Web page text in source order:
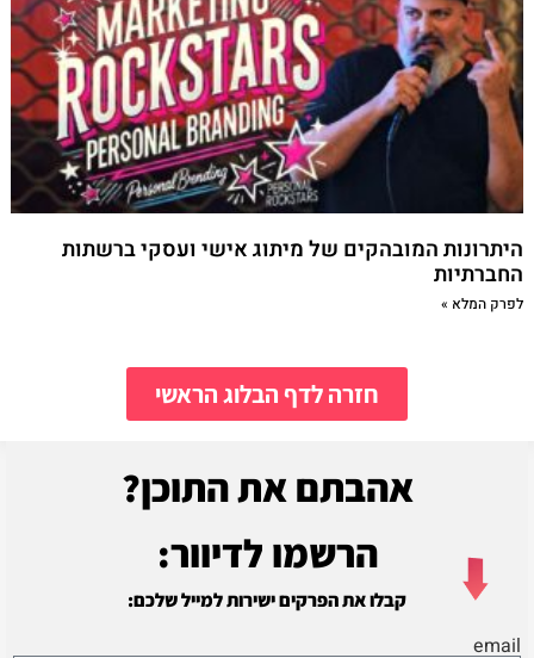
היתרונות המובהקים של מיתוג אישי ועסקי ברשתות
החברתיות
לפרק המלא »
חזרה לדף הבלוג הראשי
אהבתם את התוכן?
הרשמו לדיוור:
קבלו את הפרקים ישירות למייל שלכם:
email